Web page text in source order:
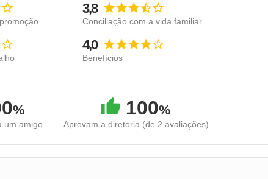
3,8
Conciliação com a vida familiar
4,0
Benefícios
%
um amigo
100%
Aprovam a diretoria (de 2 avaliações)